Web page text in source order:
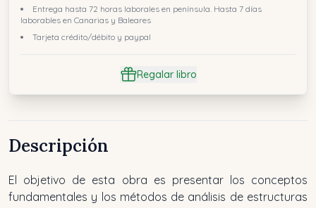
Entrega hasta 72 horas laborales en península. Hasta 7 días
laborables en Canarias y Baleares
Tarjeta crédito/débito y paypal
Regalar libro
Descripción
El objetivo de esta obra es presentar los conceptos
fundamentales y los métodos de análisis de estructuras